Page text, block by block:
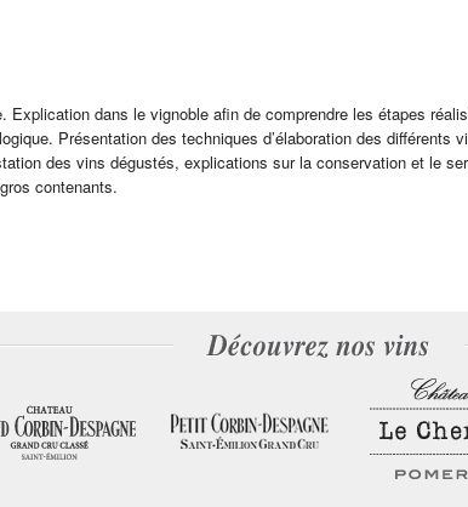
dans le vignoble afin de comprendre les étapes
Présentation des techniques d’élaboration des différents
des vins dégustés, explications sur la conservation et le
contenants.